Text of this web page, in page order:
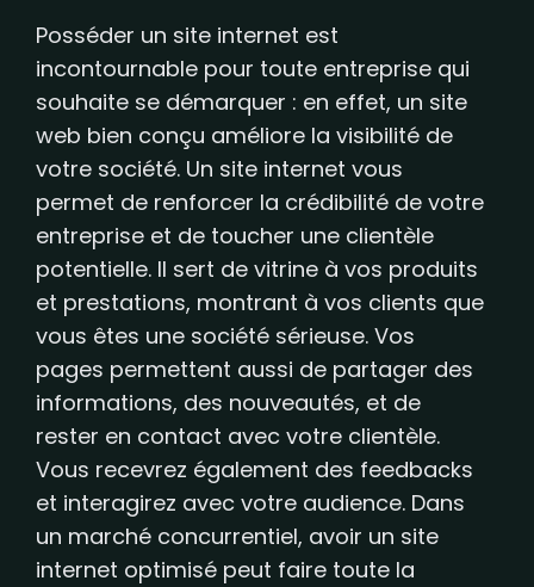
Posséder un site internet est
incontournable pour toute entreprise qui
souhaite se démarquer : en effet, un site
web bien conçu améliore la visibilité de
votre société. Un site internet vous
permet de renforcer la crédibilité de votre
entreprise et de toucher une clientèle
potentielle. Il sert de vitrine à vos produits
et prestations, montrant à vos clients que
vous êtes une société sérieuse. Vos
pages permettent aussi de partager des
informations, des nouveautés, et de
rester en contact avec votre clientèle.
Vous recevrez également des feedbacks
et interagirez avec votre audience. Dans
un marché concurrentiel, avoir un site
internet optimisé peut faire toute la